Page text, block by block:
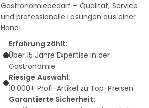
Gastronomiebedarf – Qualität, Service
und professionelle Lösungen aus einer
Hand!
Erfahrung zählt:
Über 15 Jahre Expertise in der
Gastronomie
Riesige Auswahl:
10.000+ Profi-Artikel zu Top-Preisen
Garantierte Sicherheit: